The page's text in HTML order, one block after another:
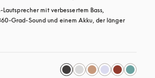
mit verbessertem Bass,
Grad-Sound und einem Akku, der länger